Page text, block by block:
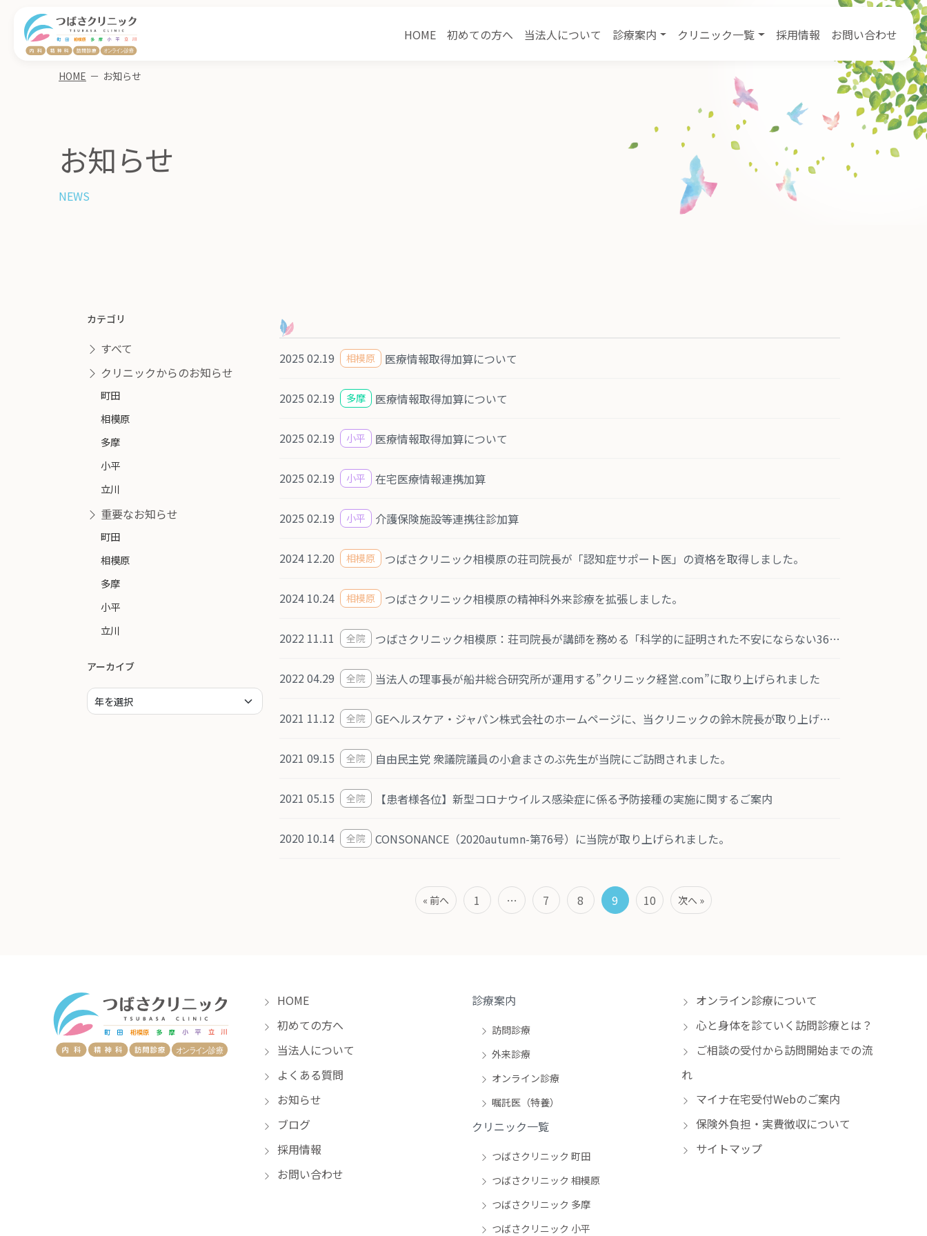
HOME 初めての方へ 当法人について 診療案内 クリニック一覧 採用情報 お問い合わせ
HOME － お知らせ
お知らせ
NEWS
2025 02.19 相模原 医療情報取得加算について
2025 02.19 多摩 医療情報取得加算について
2025 02.19 小平 医療情報取得加算について
2025 02.19 小平 在宅医療情報連携加算
2025 02.19 小平 介護保険施設等連携往診加算
2024 12.20 相模原 つばさクリニック相模原の荘司院長が「認知症サポート医」の資格を取得しました。
2024 10.24 相模原 つばさクリニック相模原の精神科外来診療を拡張しました。
2022 11.11 全院 つばさクリニック相模原：荘司院長が講師を務める「科学的に証明された不安にならない36の方法」実践セミナーが開催されます。ストレス社会を乗り切るアイデア満載！是非ご視聴ください。
2022 04.29 全院 当法人の理事長が船井総合研究所が運用する”クリニック経営.com”に取り上げられました
2021 11.12 全院 GEヘルスケア・ジャパン株式会社のホームページに、当クリニックの鈴木院長が取り上げられました。
2021 09.15 全院 自由民主党 衆議院議員の小倉まさのぶ先生が当院にご訪問されました。
2021 05.15 全院 【患者様各位】新型コロナウイルス感染症に係る予防接種の実施に関するご案内
2020 10.14 全院 CONSONANCE（2020autumn-第76号）に当院が取り上げられました。
« 前へ 1 … 7 8 9 10 次へ »
カテゴリ
すべて
クリニックからのお知らせ
町田
相模原
多摩
小平
立川
重要なお知らせ
町田
相模原
多摩
小平
立川
アーカイブ
HOME
初めての方へ
当法人について
よくある質問
お知らせ
ブログ
採用情報
お問い合わせ
診療案内
訪問診療
外来診療
オンライン診療
嘱託医（特養）
クリニック一覧
つばさクリニック 町田
つばさクリニック 相模原
つばさクリニック 多摩
つばさクリニック 小平
オンライン診療について
心と身体を診ていく訪問診療とは？
ご相談の受付から訪問開始までの流
れ
マイナ在宅受付Webのご案内
保険外負担・実費徴収について
サイトマップ